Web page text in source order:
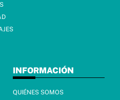
INFORMACIÓN
QUIÉNES SOMOS